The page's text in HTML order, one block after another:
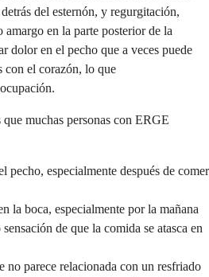
del esternón, y regurgitación,
en la parte posterior de la
dolor en el pecho que a veces puede
con el corazón, lo que
muchas personas con ERGE
pecho, especialmente después de comer
la boca, especialmente por la mañana
de que la comida se atasca en
no parece relacionada con un resfriado